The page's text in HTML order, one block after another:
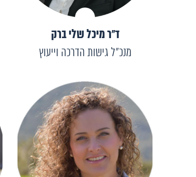
ד"ר מיכל שלי ברק
מנכ"ל גישות הדרכה וייעוץ